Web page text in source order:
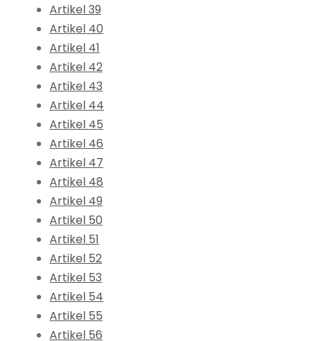
Artikel 39
Artikel 40
Artikel 41
Artikel 42
Artikel 43
Artikel 44
Artikel 45
Artikel 46
Artikel 47
Artikel 48
Artikel 49
Artikel 50
Artikel 51
Artikel 52
Artikel 53
Artikel 54
Artikel 55
Artikel 56